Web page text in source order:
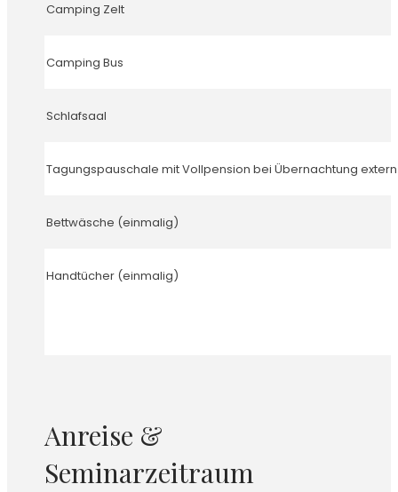
Camping Zelt
Camping Bus
Schlafsaal
Tagungspauschale mit Vollpension bei Übernachtung extern
Bettwäsche (einmalig)
Handtücher (einmalig)
Anreise &
Seminarzeitraum